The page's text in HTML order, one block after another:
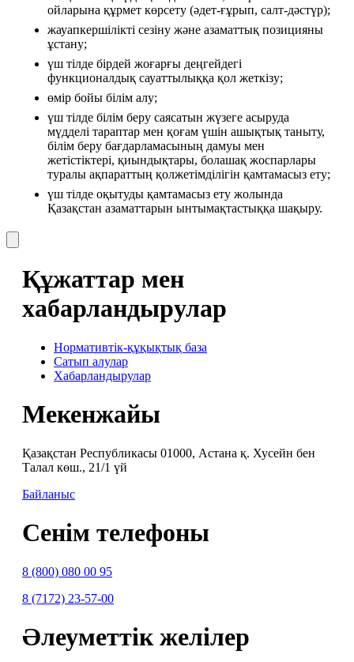
ойларына құрмет көрсету (әдет-ғұрып, салт-дәстүр);
жауапкершілікті сезіну және азаматтық позицияны
ұстану;
үш тілде бірдей жоғарғы деңгейдегі
функционалдық сауаттылыққа қол жеткізу;
өмір бойы білім алу;
үш тілде білім беру саясатын жүзеге асыруда
мүдделі тараптар мен қоғам үшін ашықтық таныту,
білім беру бағдарламасының дамуы мен
жетістіктері, қиындықтары, болашақ жоспарлары
туралы ақпараттың қолжетімділігін қамтамасыз ету;
үш тілде оқытуды қамтамасыз ету жолында
Қазақстан азаматтарын ынтымақтастыққа шақыру.
Құжаттар мен
хабарландырулар
Нормативтік-құқықтық база
Сатып алулар
Хабарландырулар
Мекенжайы
Қазақстан Республикасы 01000, Астана қ. Хусейн бен
Талал көш., 21/1 үй
Байланыс
Сенім телефоны
8 (800) 080 00 95
8 (7172) 23-57-00
Әлеуметтік желілер